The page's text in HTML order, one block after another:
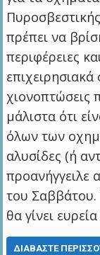
πρέπει να
περιφέρειες
επιχειρησιακά
χιονοπτώσεις
μάλιστα ότι
όλων των
αλυσίδες (ή
προανήγγειλε
του Σαββάτου.
θα γίνει
ΔΙΑΒΆΣΤΕ